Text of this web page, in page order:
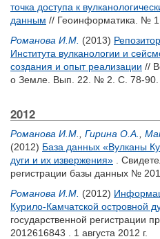
точка доступа к
данным // Геоинформатика. №
Романова И.М. (2013)
Института вулканологии и
создания и опыт реализации //
о Земле. Вып. 22. № 2. С. 78-90.
2012
Романова И.М. Гирина О.А.
(2012) База данных «Вулканы
дуги и их извержения» .
регистрации базы данных №
Романова И.М. (2012)
Курило-Камчатской островной
государственной
2012616843 . 1 августа 2012 г.